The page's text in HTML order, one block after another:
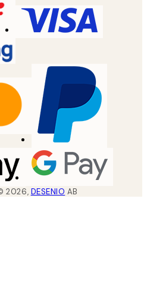
©2026, DESENIO AB